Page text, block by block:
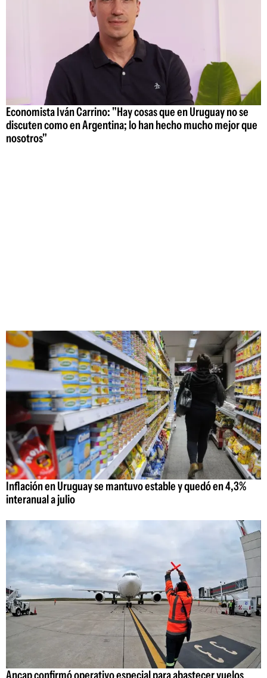
Economista Iván Carrino: "Hay cosas que en Uruguay no se
discuten como en Argentina; lo han hecho mucho mejor que
nosotros"
Inflación en Uruguay se mantuvo estable y quedó en 4,3%
interanual a julio
Ancap confirmó operativo especial para abastecer vuelos